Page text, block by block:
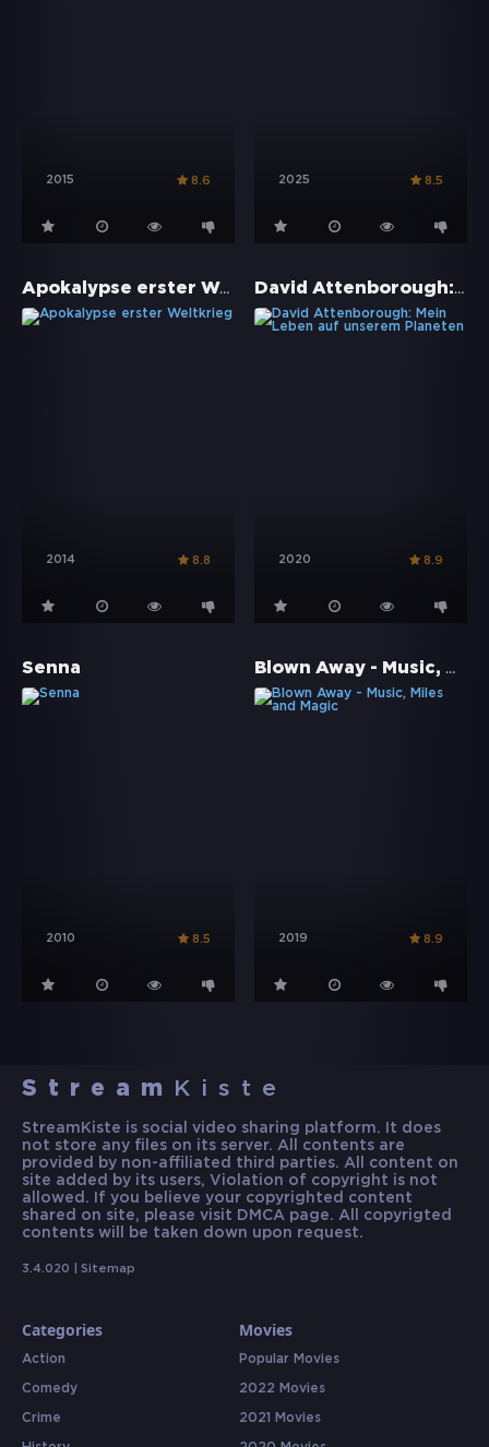
2015 8.6 2025 8.5
Apokalypse erster Weltkrieg
2014 8.8
David Attenborough: Mein Leben auf unserem Planeten
2020 8.9
Senna
2010 8.5
Blown Away - Music, Miles and Magic
2019 8.9
Stream Kiste
StreamKiste is social video sharing platform. It does
not store any files on its server. All contents are
provided by non-affiliated third parties. All content on
site added by its users, Violation of copyright is not
allowed. If you believe your copyrighted content
shared on site, please visit DMCA page. All copyrigted
contents will be taken down upon request.
3.4.020 | Sitemap
Categories
Action
Comedy
Crime
Movies
Popular Movies
2022 Movies
2021 Movies